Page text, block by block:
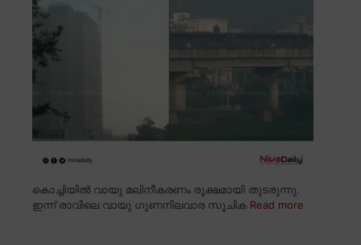
കൊച്ചിയിൽ വായു മലിനീകരണം രൂക്ഷമായി തുടരുന്നു.
ഇന്ന് രാവിലെ വായു ഗുണനിലവാര സൂചിക Read more